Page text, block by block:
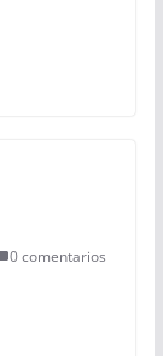
0 comentarios